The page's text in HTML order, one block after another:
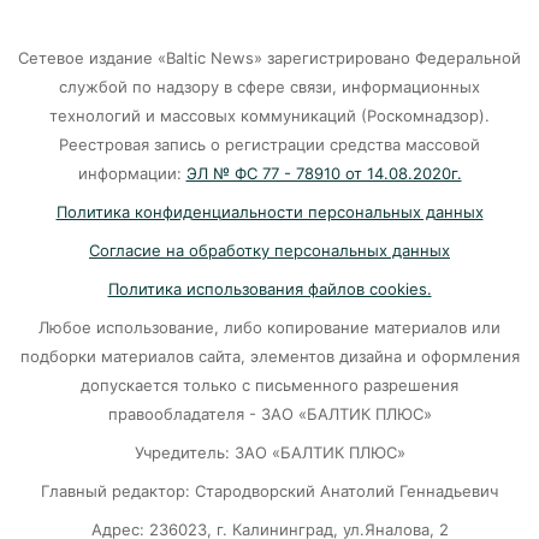
Калининград и Москва объединяются ради
07-08-2026
Убийцу участника СВО в Балтийске посадили
В Калининграде «КамАЗ» сбил скутериста
07-08-2026
Губернатор объяснил, откуда берутся пустые
колонки на заправках в Калининграде
Сетевое издание «Baltic News» зарегистрировано Федеральной
службой по надзору в сфере связи, информационных
технологий и массовых коммуникаций (Роскомнадзор).
Реестровая запись о регистрации средства массовой
информации: ЭЛ № ФС 77 - 78910 от 14.08.2020г.
Политика конфиденциальности персональных данных
Согласие на обработку персональных данных
Политика использования файлов cookies.
Любое использование, либо копирование материалов или
подборки материалов сайта, элементов дизайна и оформления
допускается только с письменного разрешения
правообладателя - ЗАО «БАЛТИК ПЛЮС»
Учредитель: ЗАО «БАЛТИК ПЛЮС»
Главный редактор: Стародворский Анатолий Геннадьевич
Адрес: 236023, г. Калининград, ул.Яналова, 2